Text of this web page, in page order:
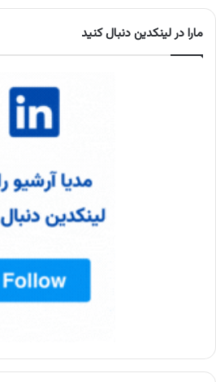
مارا در لینکدین دنبال کنید